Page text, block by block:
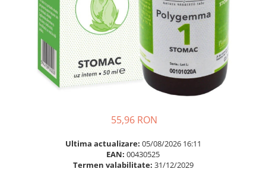
Omega 3
Par si unghii
Probiotice si prebiotice
Prostata
Sanatate urinara
Somn stres si anxietate
Supliment Calciu
Ingrijire par
Balsam masca si tratament
Produse cu SPF Pentru Fata
Repelenti insecte
55,96 RON
Ultima actualizare: 05/08/2026 16:11
EAN: 00430525
Termen valabilitate: 31/12/2029